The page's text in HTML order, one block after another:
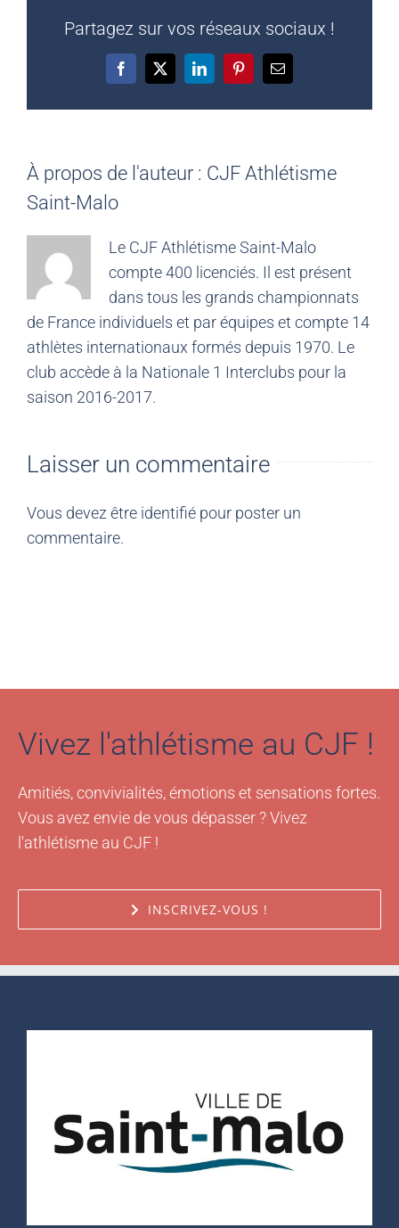
Partagez sur vos réseaux sociaux !
Facebook
X LinkedInPinterestEmail
À propos de l'auteur : CJF Athlétisme
Saint-Malo
Le CJF Athlétisme Saint-Malo
compte 400 licenciés. Il est présent
dans tous les grands championnats
de France individuels et par équipes et compte 14
athlètes internationaux formés depuis 1970. Le
club accède à la Nationale 1 Interclubs pour la
saison 2016-2017.
Laisser un commentaire
Vous devez être identifié pour poster un
commentaire.
Vivez l'athlétisme au CJF !
Amitiés, convivialités, émotions et sensations fortes.
Vous avez envie de vous dépasser ? Vivez
l'athlétisme au CJF !
INSCRIVEZ-VOUS !